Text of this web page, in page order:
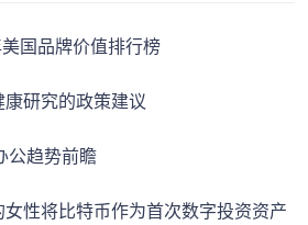
国品牌价值排行榜
研究的政策建议
公趋势前瞻
性将比特币作为首次数字投资资产